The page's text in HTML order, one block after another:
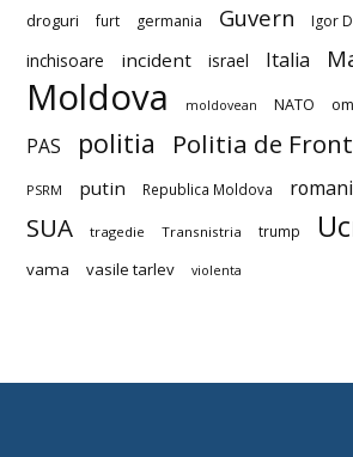
droguri furt germania Guvern Igor
inchisoare incident israel Italia
Moldova moldovean NATO
PAS politia Politia de
PSRM putin Republica Moldova
SUA tragedie Transnistria trump
vama vasile tarlev violenta